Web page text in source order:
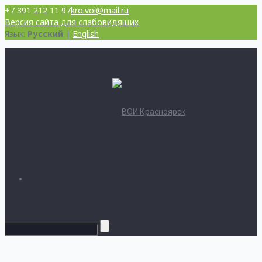
+7 391 212 11 97kro.voi@mail.ru
Версия сайта для слабовидящих
Язык: Русский | English